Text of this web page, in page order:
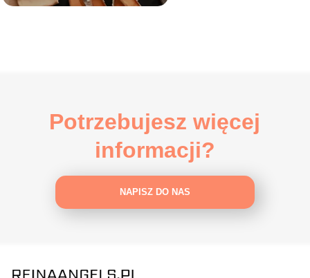
Potrzebujesz więcej
informacji?
NAPISZ DO NAS